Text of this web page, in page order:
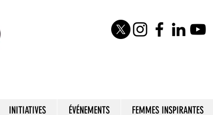
INITIATIVES ÉVÉNEMENTS FEMMES INSPIRANTES